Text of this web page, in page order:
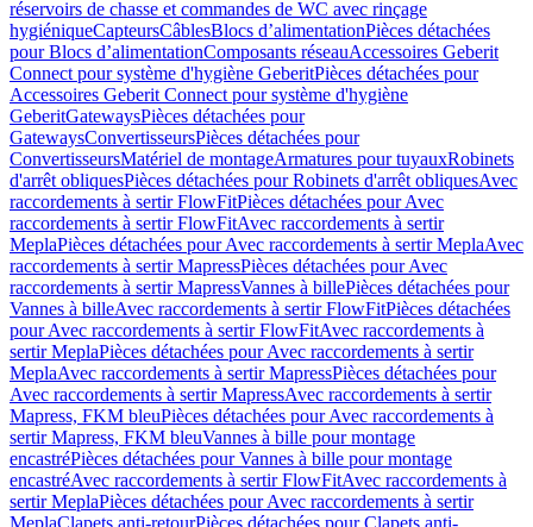
réservoirs de chasse et commandes de WC avec rinçage
hygiéniqueCapteursCâblesBlocs d’alimentationPièces détachées
pour Blocs d’alimentationComposants réseauAccessoires Geberit
Connect pour système d'hygiène GeberitPièces détachées pour
Accessoires Geberit Connect pour système d'hygiène
GeberitGatewaysPièces détachées pour
GatewaysConvertisseursPièces détachées pour
ConvertisseursMatériel de montageArmatures pour tuyauxRobinets
d'arrêt obliquesPièces détachées pour Robinets d'arrêt obliquesAvec
raccordements à sertir FlowFitPièces détachées pour Avec
raccordements à sertir FlowFitAvec raccordements à sertir
MeplaPièces détachées pour Avec raccordements à sertir MeplaAvec
raccordements à sertir MapressPièces détachées pour Avec
raccordements à sertir MapressVannes à billePièces détachées pour
Vannes à billeAvec raccordements à sertir FlowFitPièces détachées
pour Avec raccordements à sertir FlowFitAvec raccordements à
sertir MeplaPièces détachées pour Avec raccordements à sertir
MeplaAvec raccordements à sertir MapressPièces détachées pour
Avec raccordements à sertir MapressAvec raccordements à sertir
Mapress, FKM bleuPièces détachées pour Avec raccordements à
sertir Mapress, FKM bleuVannes à bille pour montage
encastréPièces détachées pour Vannes à bille pour montage
encastréAvec raccordements à sertir FlowFitAvec raccordements à
sertir MeplaPièces détachées pour Avec raccordements à sertir
MeplaClapets anti-retourPièces détachées pour Clapets anti-